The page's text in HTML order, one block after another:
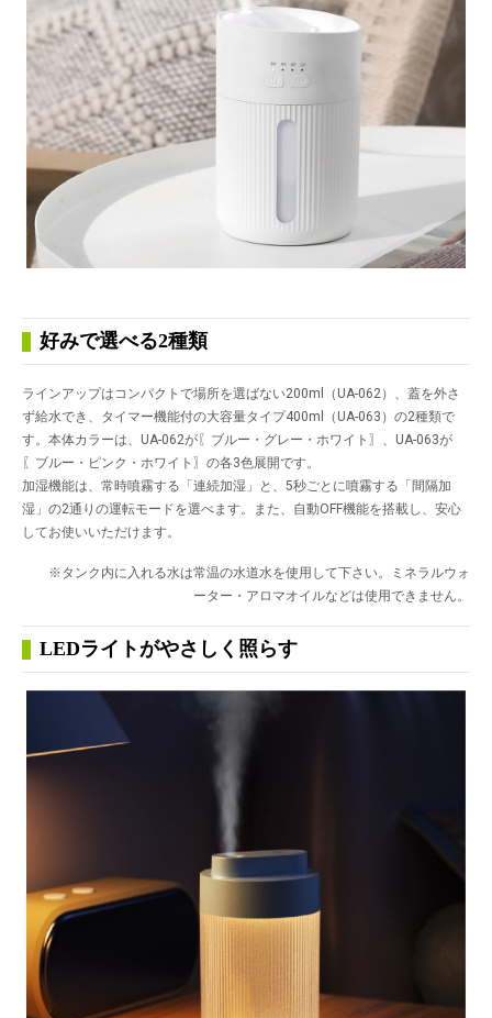
好みで選べる2種類
ラインアップはコンパクトで場所を選ばない200ml（UA-062）、蓋を外さ
ず給水でき、タイマー機能付の大容量タイプ400ml（UA-063）の2種類で
す。本体カラーは、UA-062が〖ブルー・グレー・ホワイト〗、UA-063が
〖ブルー・ピンク・ホワイト〗の各3色展開です。
加湿機能は、常時噴霧する「連続加湿」と、5秒ごとに噴霧する「間隔加
湿」の2通りの運転モードを選べます。また、自動OFF機能を搭載し、安心
してお使いいただけます。
※タンク内に入れる水は常温の水道水を使用して下さい。ミネラルウォ
ーター・アロマオイルなどは使用できません。
LEDライトがやさしく照らす